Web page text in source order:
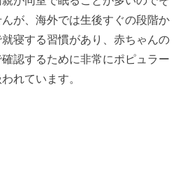
が、海外では生後すぐの段階か
寝する習慣があり、赤ちゃんの
認するために非常にポピュラー
れています。